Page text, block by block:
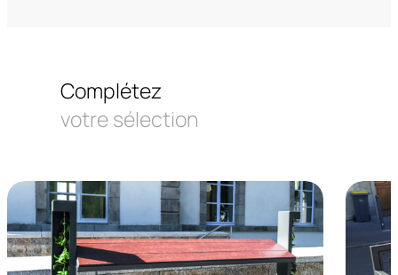
Complétez
votre sélection